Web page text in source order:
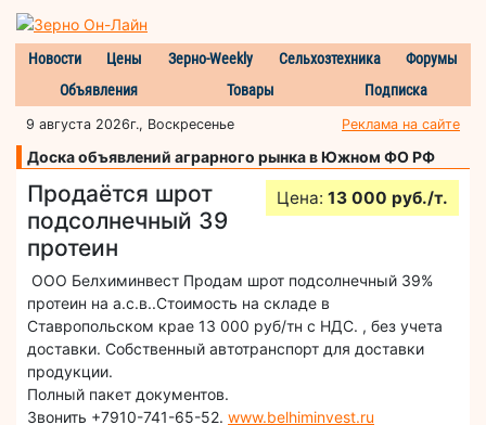
Новости Цены Зерно-Weekly Сельхозтехника
Форумы
Объявления
Товары Подписка
9 августа 2026г., Воскресенье Реклама на сайте
Доска объявлений аграрного рынка в Южном ФО РФ
Продаётся шрот
подсолнечный 39
протеин
Цена: 13 000 руб./т.
ООО Белхиминвест Продам шрот подсолнечный 39%
протеин на а.с.в..Стоимость на складе в
Ставропольском крае 13 000 руб/тн с НДС. , без учета
доставки. Собственный автотранспорт для доставки
продукции.
Полный пакет документов.
Звонить +7910-741-65-52. www.belhiminvest.ru